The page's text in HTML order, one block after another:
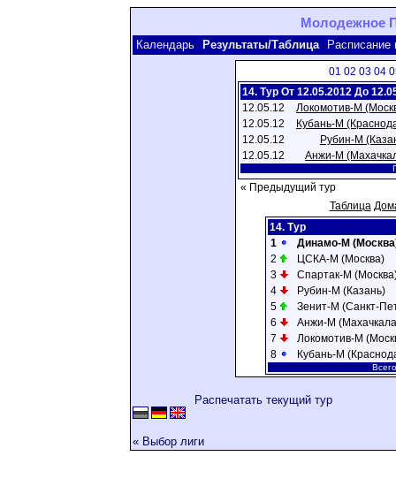
Молодежное
Календарь Результаты/Таблица Расписание
01 02 03 04
14. Тур От 12.05.2012 До
12.05.12
Локомотив-М
12.05.12
Кубань-М
12.05.12
Рубин-М
12.05.12
Анжи-М
« Предыдущий тур
Таблица
14. Тур
1
Динамо-М
2
ЦСКА-М (Москва)
3
Спартак-М
4
Рубин-М (Казань)
5
Зенит-М (Санкт-
6
Анжи-М
7
Локомотив-М
8
Кубань-М
Распечатать текущий тур
« Выбор лиги